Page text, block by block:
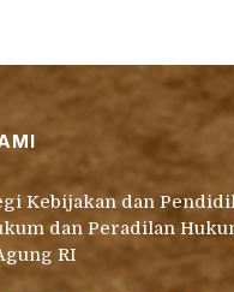
Kebijakan dan
dan Peradilan
RI